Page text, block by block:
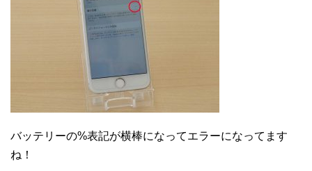
バッテリーの%表記が横棒になってエラーになってます
ね！